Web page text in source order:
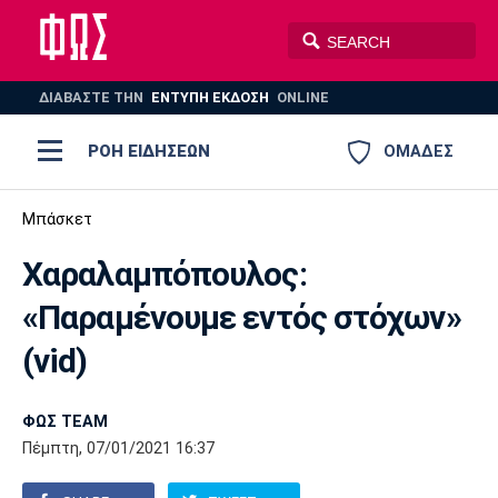
ΔΙΑΒΑΣΤΕ THN ΕΝΤΥΠΗ ΕΚΔΟΣΗ ONLINE
ΟΜΑΔΕΣ
ΡΟΗ ΕΙΔΗΣΕΩΝ
ΠΟΔΟΣΦΑΙΡΟ
ΒΟΛΕΪ
Ποδόσφαιρο
Super League 1
Super League 2
Γ Εθνική
Ελλάδα
Μπάσκετ
Ελλάδα
Εθνική
EuroLeague
Ολυμπιακοί Αγώνες
Βόλεϊ
Πόλο
Ολυμπιακός ΑΕΚ ΠΑΟΚ
Παναθηναϊκός Ατρόμητος
Μπάσκετ
Χαραλαμπόπουλος:
«Παραμένουμε εντός στόχων»
(vid)
ΦΩΣ TEAM
Πέμπτη, 07/01/2021 16:37